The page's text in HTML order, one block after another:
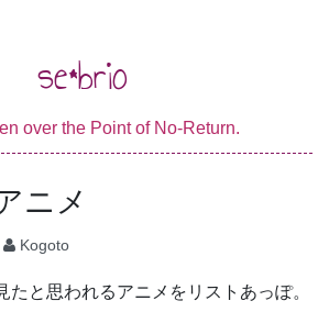
se*brio
over the Point of No-Return.
ニメ
Kogoto
たと思われるアニメをリストあっぽ。